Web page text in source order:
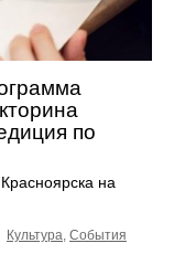
по
на
Культура События